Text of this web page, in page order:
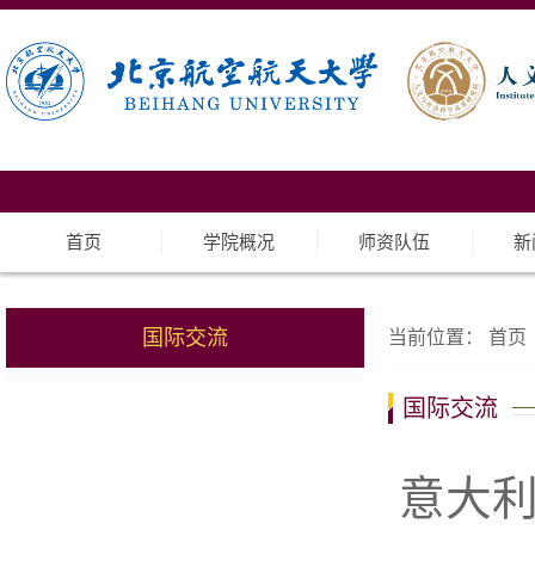
首页 学院概况 师资队伍 新
国际交流 当前位置： 首页
国际交流
意大